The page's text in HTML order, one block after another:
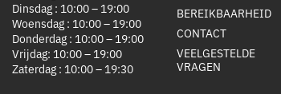
Dinsdag : 10:00 – 19:00
Woensdag : 10:00 – 19:00
Donderdag : 10:00 – 19:00
Vrijdag: 10:00 – 19:00
Zaterdag : 10:00 – 19:30
BEREIKBAARHEID
CONTACT
VEELGESTELDE
VRAGEN